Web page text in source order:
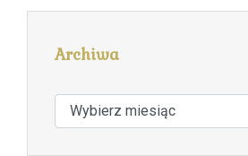
Archiwa
Archiwa